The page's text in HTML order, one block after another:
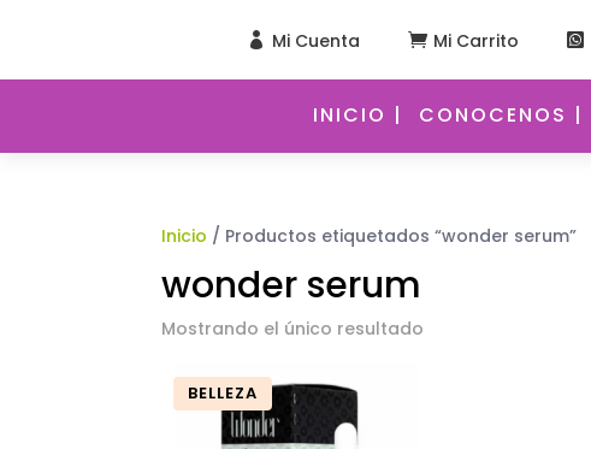
 Mi Cuenta  Mi Carrito 
INICIO | CONOCENOS |
Inicio / Productos etiquetados “wonder serum”
wonder serum
Mostrando el único resultado
BELLEZA